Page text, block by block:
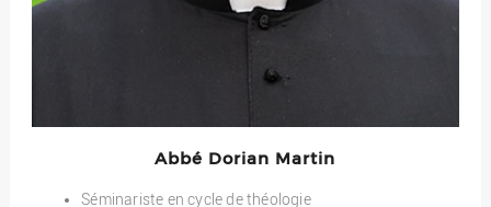
Abbé Dorian Martin
Séminariste en cycle de théologie